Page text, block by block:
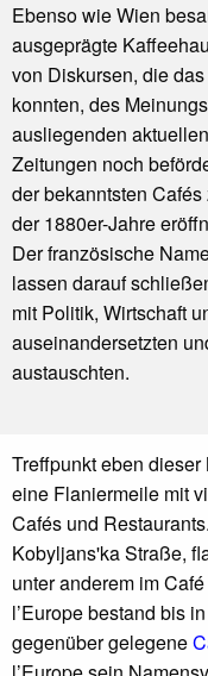
Ebenso wie Wien
ausgeprägte
von Diskursen, die
konnten, des
ausliegenden
Zeitungen noch
der bekanntsten
der 1880er-Jahre
Der französische
lassen darauf
mit Politik, Wirtschaft
auseinandersetzten
austauschten.
Treffpunkt eben
eine Flaniermeile mit
Cafés und
Kobyljans'ka Straße,
unter anderem im
l’Europe bestand bis
gegenüber gelegene